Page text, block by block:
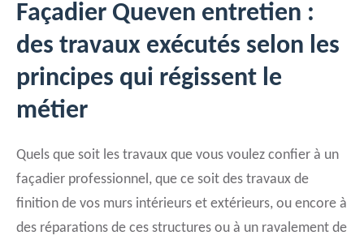
Façadier Queven entretien :
des travaux exécutés selon les
principes qui régissent le
métier
Quels que soit les travaux que vous voulez confier à un
façadier professionnel, que ce soit des travaux de
finition de vos murs intérieurs et extérieurs, ou encore à
des réparations de ces structures ou à un ravalement de